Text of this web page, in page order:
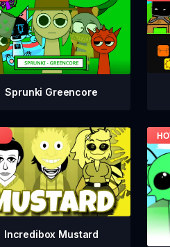
Sprunki Greencore
Incredibox Mustard